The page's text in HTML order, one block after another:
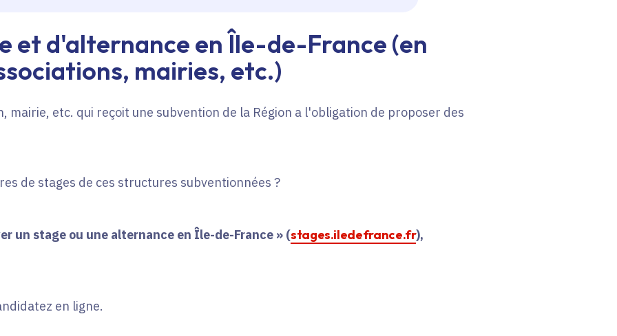
et d'alternance en Île-de-France (en
mairies, etc.)
mairie, etc. qui reçoit une subvention de la Région a l'obligation de proposer des
de stages de ces structures subventionnées ?
un stage ou une alternance en Île-de-France » (stages.iledefrance.fr),
en ligne.